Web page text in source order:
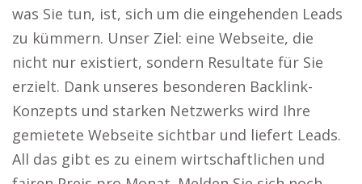
was Sie tun, ist, sich um die eingehenden Leads
zu kümmern. Unser Ziel: eine Webseite, die
nicht nur existiert, sondern Resultate für Sie
erzielt. Dank unseres besonderen Backlink-
Konzepts und starken Netzwerks wird Ihre
gemietete Webseite sichtbar und liefert Leads.
All das gibt es zu einem wirtschaftlichen und